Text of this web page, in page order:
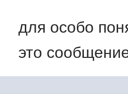
для особо
это